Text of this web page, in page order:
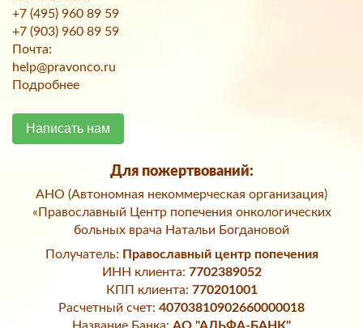
+7 (495) 960 89 59
+7 (903) 960 89 59
Почта:
help@pravonco.ru
Подробнее
Написать нам
Для пожертвований:
АНО (Автономная некоммерческая организация)
«Православный Центр попечения онкологических
больных врача Натальи Богдановой
Получатель: Православный центр попечения
ИНН клиента: 7702389052
КПП клиента: 770201001
Расчетный счет: 40703810902660000018